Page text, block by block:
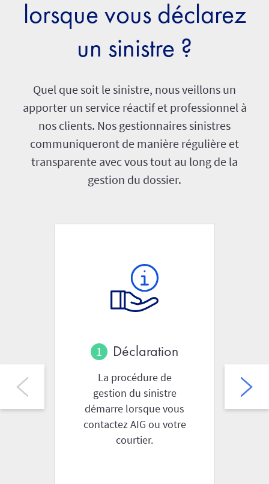
lorsque vous déclarez
un sinistre ?
Quel que soit le sinistre, nous veillons un
apporter un service réactif et professionnel à
nos clients. Nos gestionnaires sinistres
communiqueront de manière régulière et
transparente avec vous tout au long de la
gestion du dossier.
Déclaration
La procédure de
gestion du sinistre
démarre lorsque vous
contactez AIG ou votre
courtier.